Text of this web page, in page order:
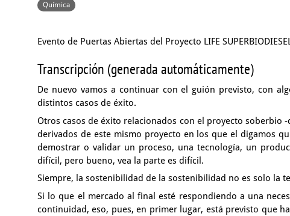
Química
Evento de Puertas Abiertas del Proyecto LIFE
Transcripción (generada automáticamente)
De nuevo vamos a continuar con el guión previsto,con
distintos casos de éxito.
Otros casos de éxito relacionados con el proyecto soberbio -
derivados de este mismo proyecto en los que el digamos
demostrar o validar un proceso, una tecnología, un
difícil, pero bueno, vea la parte es difícil.
Siempre, la sostenibilidad de la sostenibilidad no es solo la
Si lo que el mercado al final esté respondiendo a una
continuidad,eso, pues, en primer lugar, está previsto que